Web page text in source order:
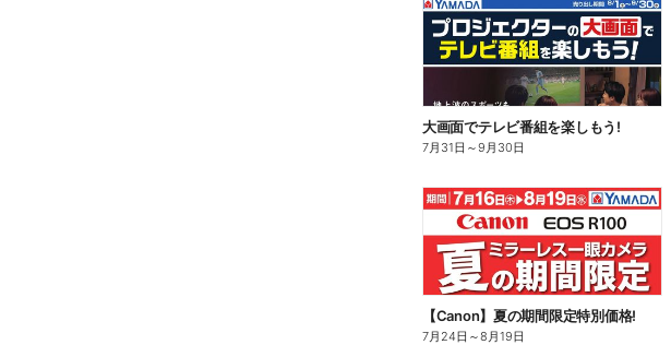
大画面でテレビ番組を楽しもう!
7月31日 ～9月30日
【Canon】夏の期間限定特別価格!
7月24日 ～8月19日